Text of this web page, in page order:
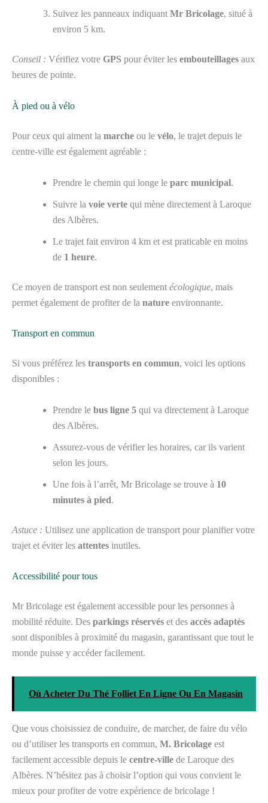
Suivez les panneaux indiquant Mr Bricolage, situé à
environ 5 km.
Conseil : Vérifiez votre GPS pour éviter les embouteillages aux
heures de pointe.
À pied ou à vélo
Pour ceux qui aiment la marche ou le vélo, le trajet depuis le
centre-ville est également agréable :
Prendre le chemin qui longe le parc municipal.
Suivre la voie verte qui mène directement à Laroque
des Albères.
Le trajet fait environ 4 km et est praticable en moins
de 1 heure.
Ce moyen de transport est non seulement écologique, mais
permet également de profiter de la nature environnante.
Transport en commun
Si vous préférez les transports en commun, voici les options
disponibles :
Prendre le bus ligne 5 qui va directement à Laroque
des Albères.
Assurez-vous de vérifier les horaires, car ils varient
selon les jours.
Une fois à l’arrêt, Mr Bricolage se trouve à 10
minutes à pied.
Astuce : Utilisez une application de transport pour planifier votre
trajet et éviter les attentes inutiles.
Accessibilité pour tous
Mr Bricolage est également accessible pour les personnes à
mobilité réduite. Des parkings réservés et des accès adaptés
sont disponibles à proximité du magasin, garantissant que tout le
monde puisse y accéder facilement.
Où Acheter Du Thé Folliet En Ligne Ou En Magasin
Que vous choisissiez de conduire, de marcher, de faire du vélo
ou d’utiliser les transports en commun, M. Bricolage est
facilement accessible depuis le centre-ville de Laroque des
Albères. N’hésitez pas à choisir l’option qui vous convient le
mieux pour profiter de votre expérience de bricolage !